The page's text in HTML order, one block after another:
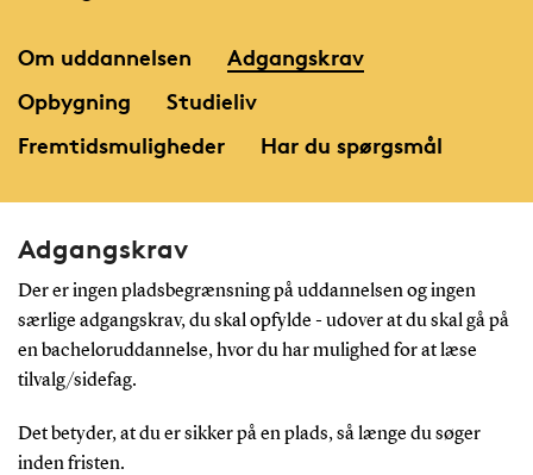
Om uddannelsen
Adgangskrav
Opbygning
Studieliv
Fremtidsmuligheder
Har du spørgsmål
Adgangskrav
Der er ingen pladsbegrænsning på uddannelsen og ingen
særlige adgangskrav, du skal opfylde - udover at du skal gå på
en bacheloruddannelse, hvor du har mulighed for at læse
tilvalg/sidefag.
Det betyder, at du er sikker på en plads, så længe du søger
inden fristen.